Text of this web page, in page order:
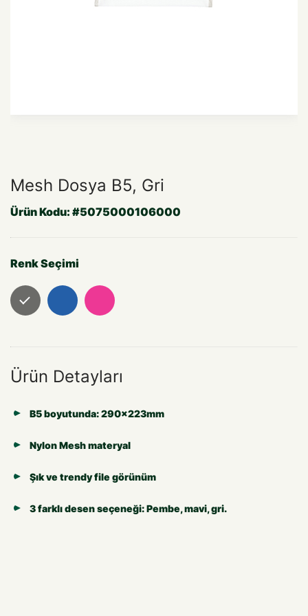
Mesh Dosya B5, Gri
Ürün Kodu: #5075000106000
Renk Seçimi
Ürün Detayları
B5 boyutunda: 290x223mm
Nylon Mesh materyal
Şık ve trendy file görünüm
3 farklı desen seçeneği: Pembe, mavi, gri.